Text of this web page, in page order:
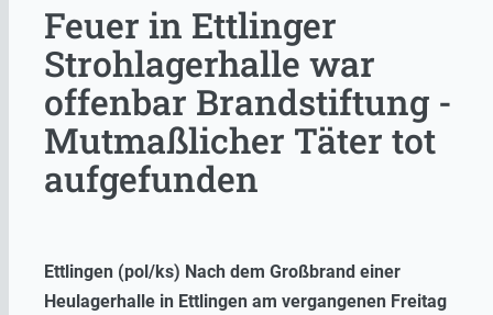
Feuer in Ettlinger
Strohlagerhalle war
offenbar Brandstiftung -
Mutmaßlicher Täter tot
aufgefunden
Ettlingen (pol/ks) Nach dem Großbrand einer
Heulagerhalle in Ettlingen am vergangenen Freitag